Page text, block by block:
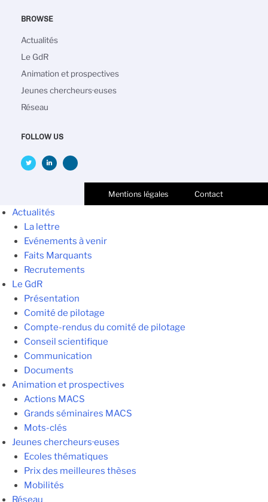
BROWSE
Navigation
principale
Actualités
Le GdR
Animation et prospectives
Jeunes chercheurs·euses
Réseau
FOLLOW US
Mentions légales Contact
Actualités
La lettre
Evénements à venir
Faits Marquants
Recrutements
Le GdR
Présentation
Comité de pilotage
Compte-rendus du comité de pilotage
Conseil scientifique
Communication
Documents
Animation et prospectives
Actions MACS
Grands séminaires MACS
Mots-clés
Jeunes chercheurs·euses
Ecoles thématiques
Prix des meilleures thèses
Mobilités
Réseau